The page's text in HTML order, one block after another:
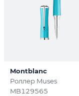
Montblanc
Роллер Muses
MB129565